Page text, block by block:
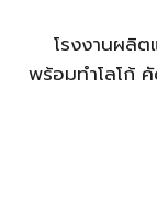
โรงงานผลิต
พร้อมทำโลโก้